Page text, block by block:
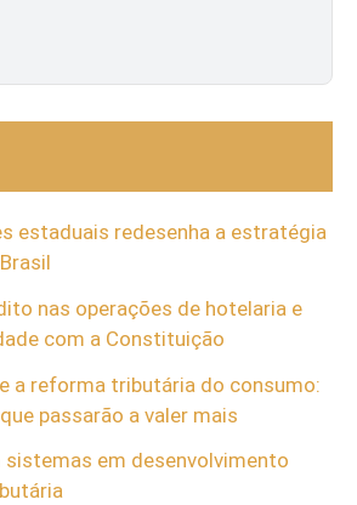
estaduais redesenha a estratégia
nas operações de hotelaria e
com a Constituição
a reforma tributária do consumo:
passarão a valer mais
sistemas em desenvolvimento